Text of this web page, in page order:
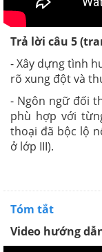
Trả lời câu 5
- Xây dựng tình
rõ xung đột và
- Ngôn ngữ đối
phù hợp với
thoại đã bộc lộ
ở lớp III).
Tóm tắt
Video hướng